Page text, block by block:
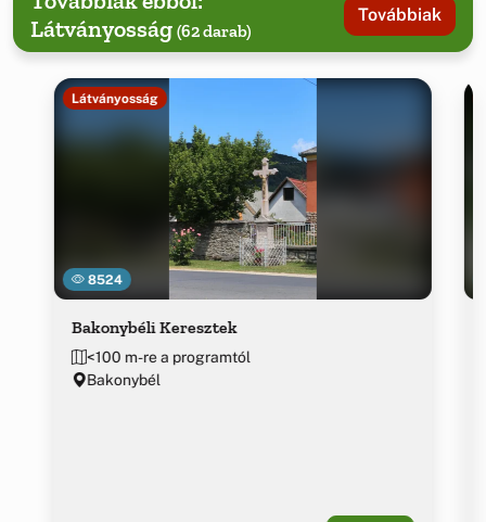
Látványosság (62 darab)
Továbbiak
8524
Látványosság
Bakonybéli Keresztek
<100 m-re a programtól
Bakonybél